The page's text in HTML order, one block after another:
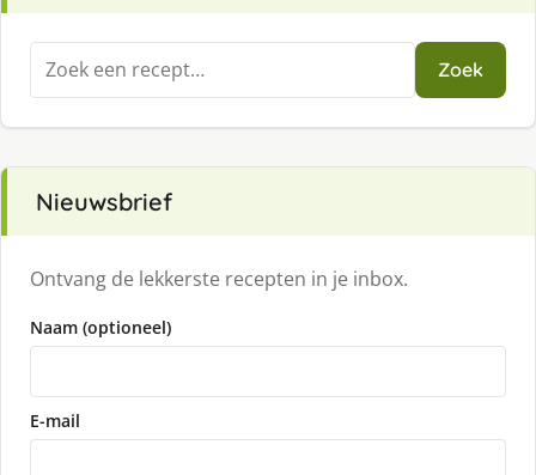
Zoeken
naar:
Zoek
Nieuwsbrief
Ontvang de lekkerste recepten in je inbox.
Naam (optioneel)
E-mail